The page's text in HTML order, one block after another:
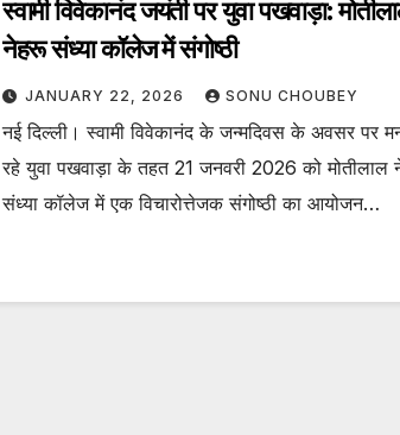
स्वामी विवेकानंद जयंती पर युवा पखवाड़ा:
नेहरू संध्या कॉलेज में संगोष्ठी
JANUARY 22, 2026 SONU CHOUBEY
नई दिल्ली। स्वामी विवेकानंद के जन्मदिवस के अवसर पर
रहे युवा पखवाड़ा के तहत 21 जनवरी 2026 को मोतीलाल
संध्या कॉलेज में एक विचारोत्तेजक संगोष्ठी का आयोजन…